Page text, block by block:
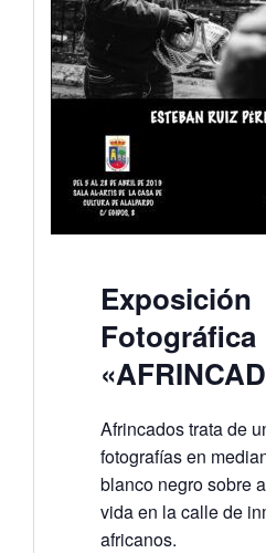
Exposición
Fotográfica
Afrincados trata de
fotografías en
blanco negro sobre
vida en la calle de
africanos.